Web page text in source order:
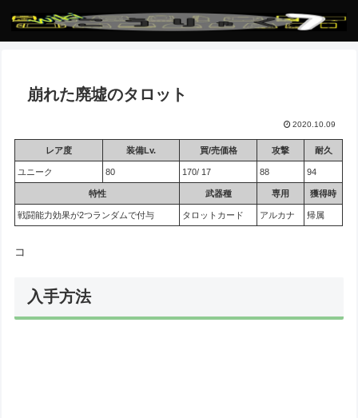
崩れた廃墟のタロット
2020.10.09
レア度 装備Lv. 買/売価格 攻撃 耐久
ユニーク 80 170/ 17 88 94
特性 武器種 専用 獲得時
戦闘能力効果が2つランダムで付与 タロットカード アルカナ 帰属
コ
入手方法